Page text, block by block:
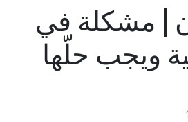
| مشكلة في
ويجب حلّها